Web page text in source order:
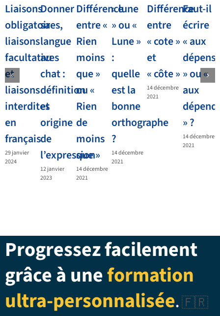
Liaisons
obligatoires,
liaisons
facultatives
et
liaisons
interdites
en
français
29 janvier
2024
Donner
sa
langue
au
chat :
définition
et
origine
de
l’expression
12 janvier
2023
Différence
entre «
Rien
moins
que »
ou «
Rien
de
moins
que »
14 décembre
2021
« lune
» ou «
Lune »
:
quelle
est la
bonne
orthographe
?
14 décembre
2021
Différence
entre
« cote »
et
« côte »
14 décembre
2021
Faut-il
écrire
« aux
dépens
» ou «
aux
» ?
14 décembre
2021
Progressez facilement
grâce à uneformation
ultra-personnalisée.🇫🇷